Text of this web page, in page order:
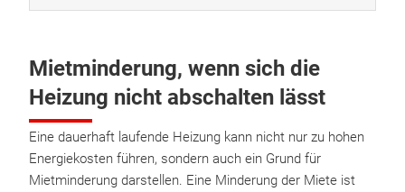
Mietminderung, wenn sich die
Heizung nicht abschalten lässt
Eine dauerhaft laufende Heizung kann nicht nur zu hohen
Energiekosten führen, sondern auch ein Grund für
Mietminderung darstellen. Eine Minderung der Miete ist